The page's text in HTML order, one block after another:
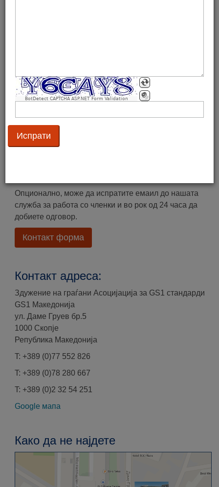
Можете да не контактирате и на email
прекуgs1mk@gs1mk.org.mk– наша заложба е на
од GS1 Македонија, притиснете
Опционално, може да испратите емаил до нашата
служба за работа со членки и во рок од 24 часа да
добиете одговор.
Контакт форма
BotDetect CAPTCHA ASP.NET Form Validation
Контакт адреса:
Здужение на граѓани Асоцијација за GS1 стандарди
GS1 Македонија
ул. Даме Груев бр.5
1000 Скопје
Република Македонија
T: +389 (0)77 552 826
T: +389 (0)78 280 667
T: +389 (0)2 32 54 251
Google мапа
Како да не најдете